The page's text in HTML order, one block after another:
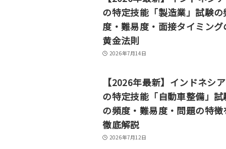
の特定技能「製造業」試験の
度・難易度・面接タイミング
黄金法則
2026年7月14日
【2026年最新】インドネシ
の特定技能「自動車整備」試
の頻度・難易度・問題の特徴
徹底解説
2026年7月12日